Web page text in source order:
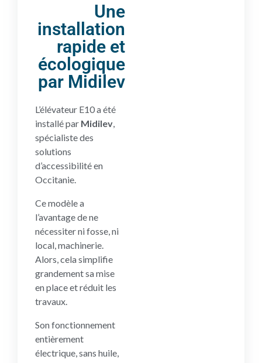
Une
installation
rapide et
écologique
par Midilev
L’élévateur E10 a été
installé par Midilev
spécialiste des
solutions
d’accessibilité en
Occitanie.
Ce modèle a
l’avantage de ne
nécessiter ni fosse, ni
local, machinerie.
Alors, cela simplifie
grandement sa mise
en place et réduit les
travaux.
Son fonctionnement
entièrement
électrique, sans huile,